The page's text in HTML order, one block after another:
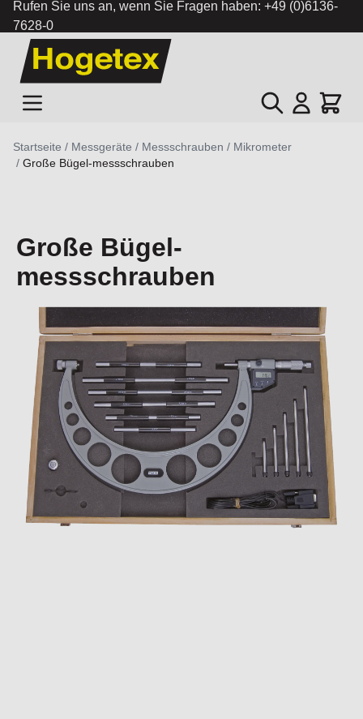
Rufen Sie uns an, wenn Sie Fragen haben: +49 (0)6136-
7628-0
Zum Inhalt springen
Suche Cart
Startseite / Messgeräte / Messschrauben / Mikrometer
/ Große Bügel-messschrauben
Große Bügel-
messschrauben